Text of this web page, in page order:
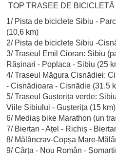
TOP TRASEE DE BICICLETĂ
1/ Pista de biciclete Sibiu -
(10,6 km)
2/ Pista de biciclete Sibiu -
3/ Traseul Emil Cioran: Sibiu
Rășinari - Poplaca - Sibiu (25
4/ Traseul Măgura Cisnădiei:
- Cisnădioara - Cisnădie (31.5
5/ Traseul Gușterița verde:
Viile Sibiului - Gușterița (15 km)
6/ Mediaș bike Marathon (un
7/ Biertan - Ațel - Richiș -
8/ Mălâncrav-Copșa Mare-
9/ Cârța - Nou Român -